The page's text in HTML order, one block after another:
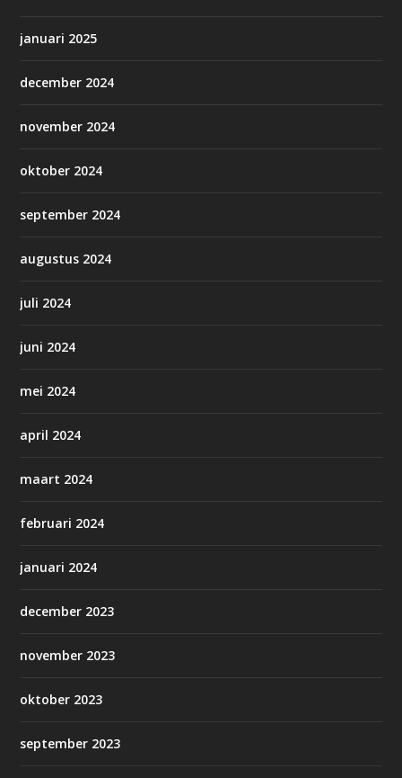
januari 2025
december 2024
november 2024
oktober 2024
september 2024
augustus 2024
juli 2024
juni 2024
mei 2024
april 2024
maart 2024
februari 2024
januari 2024
december 2023
november 2023
oktober 2023
september 2023